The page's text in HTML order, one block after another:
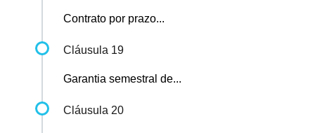
Contrato por prazo...
Cláusula 19
Garantia semestral de...
Cláusula 20